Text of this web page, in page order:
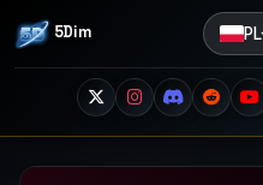
5Dim PL